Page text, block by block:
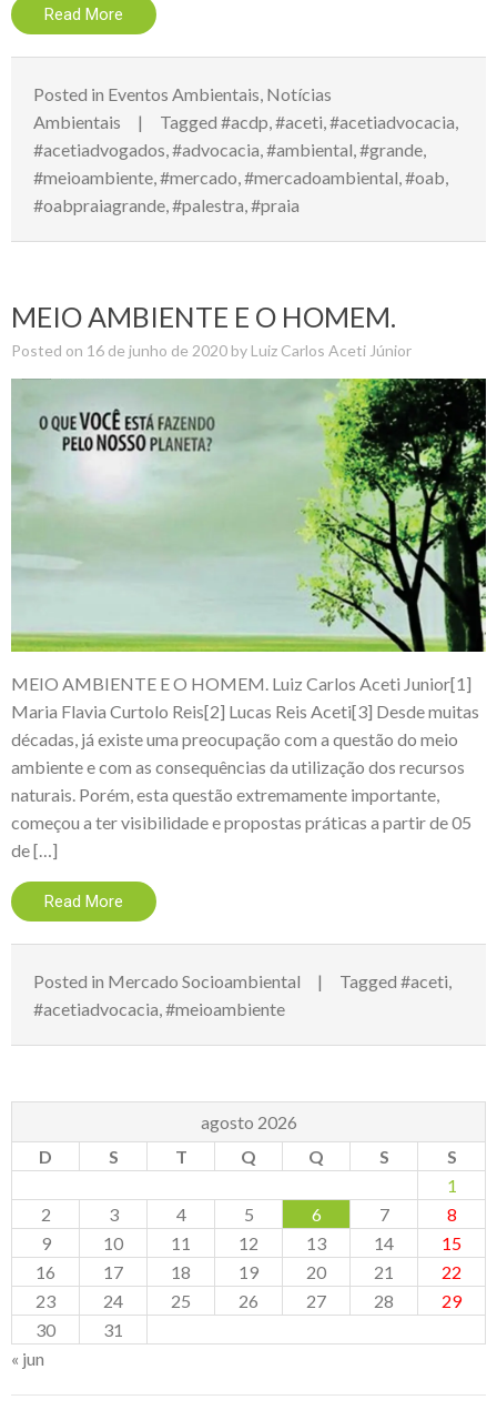
Read More
Posted in Eventos Ambientais, Notícias
Ambientais
Tagged #acdp,#aceti,#acetiadvocacia,
#acetiadvogados,#advocacia,#ambiental,#grande,
#meioambiente,#mercado,#mercadoambiental,#oab,
#oabpraiagrande,#palestra,#praia
MEIO AMBIENTE E O HOMEM.
Posted on 16 de junho de 2020 by Luiz Carlos Aceti Júnior
MEIO AMBIENTE E O HOMEM. Luiz Carlos Aceti Junior[1]
Maria Flavia Curtolo Reis[2] Lucas Reis Aceti[3] Desde muitas
décadas, já existe uma preocupação com a questão do meio
ambiente e com as consequências da utilização dos recursos
naturais. Porém, esta questão extremamente importante,
começou a ter visibilidade e propostas práticas a partir de 05
de […]
Read More
Posted in Mercado Socioambiental Tagged #aceti
#acetiadvocacia #meioambiente
agosto 2026
D
S T Q Q S
S
1
2
3 4 5 6 7
8
9
10 11 12 13 14
15
16
17 18 19 20 21
22
23
24 25 26 27 28
29
30
31
« jun